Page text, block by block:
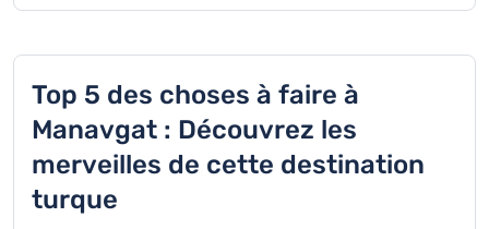
Top 5 des choses à faire à
Manavgat : Découvrez les
merveilles de cette destination
turque